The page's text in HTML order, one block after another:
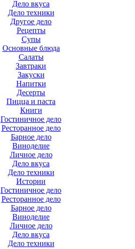
Дело вкуса
Дело техники
Другое дело
Рецепты
Супы
Основные блюда
Салаты
Завтраки
Закуски
Напитки
Десерты
Пицца и паста
Книги
Гостиничное дело
Ресторанное дело
Барное дело
Виноделие
Личное дело
Дело вкуса
Дело техники
Истории
Гостиничное дело
Ресторанное дело
Барное дело
Виноделие
Личное дело
Дело вкуса
Дело техники